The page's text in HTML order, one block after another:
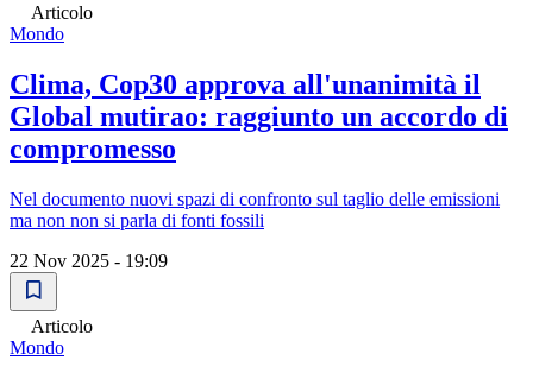
Articolo
Mondo
Clima, Cop30 approva all'unanimità il
Global mutirao: raggiunto un accordo di
compromesso
Nel documento nuovi spazi di confronto sul taglio delle emissioni
ma non non si parla di fonti fossili
22 Nov 2025 - 19:09
Articolo
Mondo